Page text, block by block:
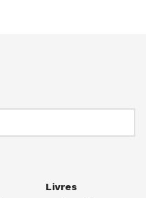
Livres